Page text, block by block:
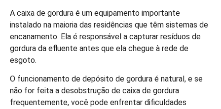
A caixa de gordura é um equipamento importante
instalado na maioria das residências que têm sistemas de
encanamento. Ela é responsável a capturar resíduos de
gordura da efluente antes que ela chegue à rede de
esgoto.
O funcionamento de depósito de gordura é natural, e se
não for feita a desobstrução de caixa de gordura
frequentemente, você pode enfrentar dificuldades